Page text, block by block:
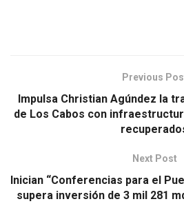
Previous
Impulsa Christian Agúndez la
de Los Cabos con
Next Post
Inician “Conferencias para el
supera inversión de 3 mil 281